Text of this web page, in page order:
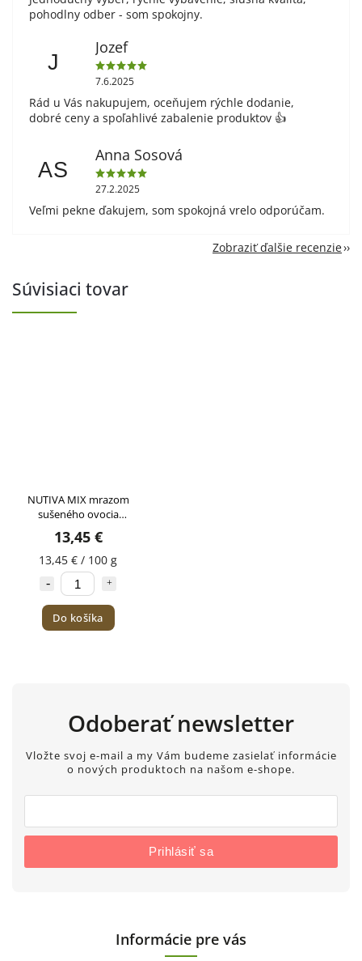
pohodlny odber - som spokojny.
J
Jozef
7.6.2025
Rád u Vás nakupujem, oceňujem rýchle dodanie,
dobré ceny a spoľahlivé zabalenie produktov 👍
AS
Anna Sosová
27.2.2025
Veľmi pekne ďakujem, som spokojná vrelo odporúčam.
Zobraziť ďalšie recenzie
Súvisiaci tovar
NUTIVA MIX mrazom
sušeného ovocia
Babičkina záhrada
100g
13,45 €
13,45 € / 100 g
Do košíka
Odoberať newsletter
Vložte svoj e-mail a my Vám budeme zasielať informácie
o nových produktoch na našom e-shope.
Prihlásiť sa
Informácie pre vás